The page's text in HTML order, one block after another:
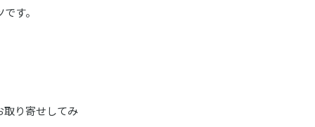
す。
取り寄せしてみ